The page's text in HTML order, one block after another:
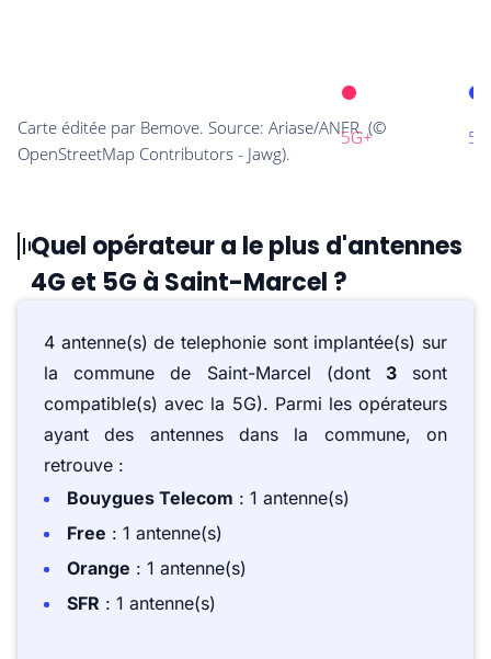
Quel opérateur a le plus d'antennes
4G et 5G à Saint-Marcel ?
4 antenne(s) de telephonie sont implantée(s) sur
la commune de Saint-Marcel (dont 3sont
compatible(s) avec la 5G). Parmi les opérateurs
ayant des antennes dans la commune, on
retrouve :
Bouygues Telecom : 1 antenne(s)
Free : 1 antenne(s)
Orange : 1 antenne(s)
SFR : 1 antenne(s)